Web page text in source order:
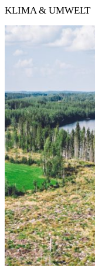
KLIMA & UMWELT